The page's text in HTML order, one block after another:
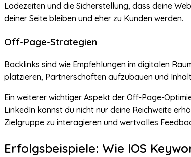
Ladezeiten und die Sicherstellung, dass deine
deiner Seite bleiben und eher zu Kunden werden.
Off-Page-Strategien
Backlinks sind wie Empfehlungen im digitalen
platzieren, Partnerschaften aufzubauen und
Ein weiterer wichtiger Aspekt der Off-Page-
LinkedIn kannst du nicht nur deine Reichweite
Zielgruppe zu interagieren und wertvolles
Erfolgsbeispiele: Wie IOS